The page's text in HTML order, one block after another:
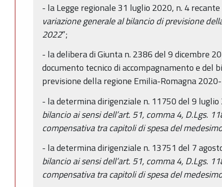
- la Legge regionale 31 luglio 2020, n. 4 recante
variazione generale al bilancio di previsione
2022”;
- la delibera di Giunta n. 2386 del 9 dicembre
documento tecnico di accompagnamento e del
previsione della regione Emilia-Romagna
- la determina dirigenziale n. 11750 del 9 luglio
bilancio ai sensi dell’art. 51, comma 4, D.Lgs.
compensativa tra capitoli di spesa del
- la determina dirigenziale n. 13751 del 7
bilancio ai sensi dell’art. 51, comma 4, D.Lgs.
compensativa tra capitoli di spesa del